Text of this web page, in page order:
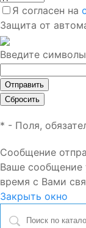
Я согласен на
Защита от
Введите
* - Поля,
Сообщение
Ваше сообщение
время с Вами
Закрыть окно